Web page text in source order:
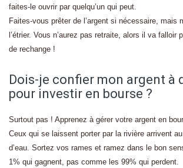
faites-le ouvrir par quelqu’un qui peut.
Faites-vous prêter de l’argent si nécessaire, mais
l’étrier. Vous n’aurez pas retraite, alors il va falloir
de rechange !
Dois-je confier mon argent à
pour investir en bourse ?
Surtout pas ! Apprenez à gérer votre argent en
Ceux qui se laissent porter par la rivière arrivent
d’eau. Sortez vos rames et ramez dans le bon
1% qui gagnent, pas comme les 99% qui perdent.